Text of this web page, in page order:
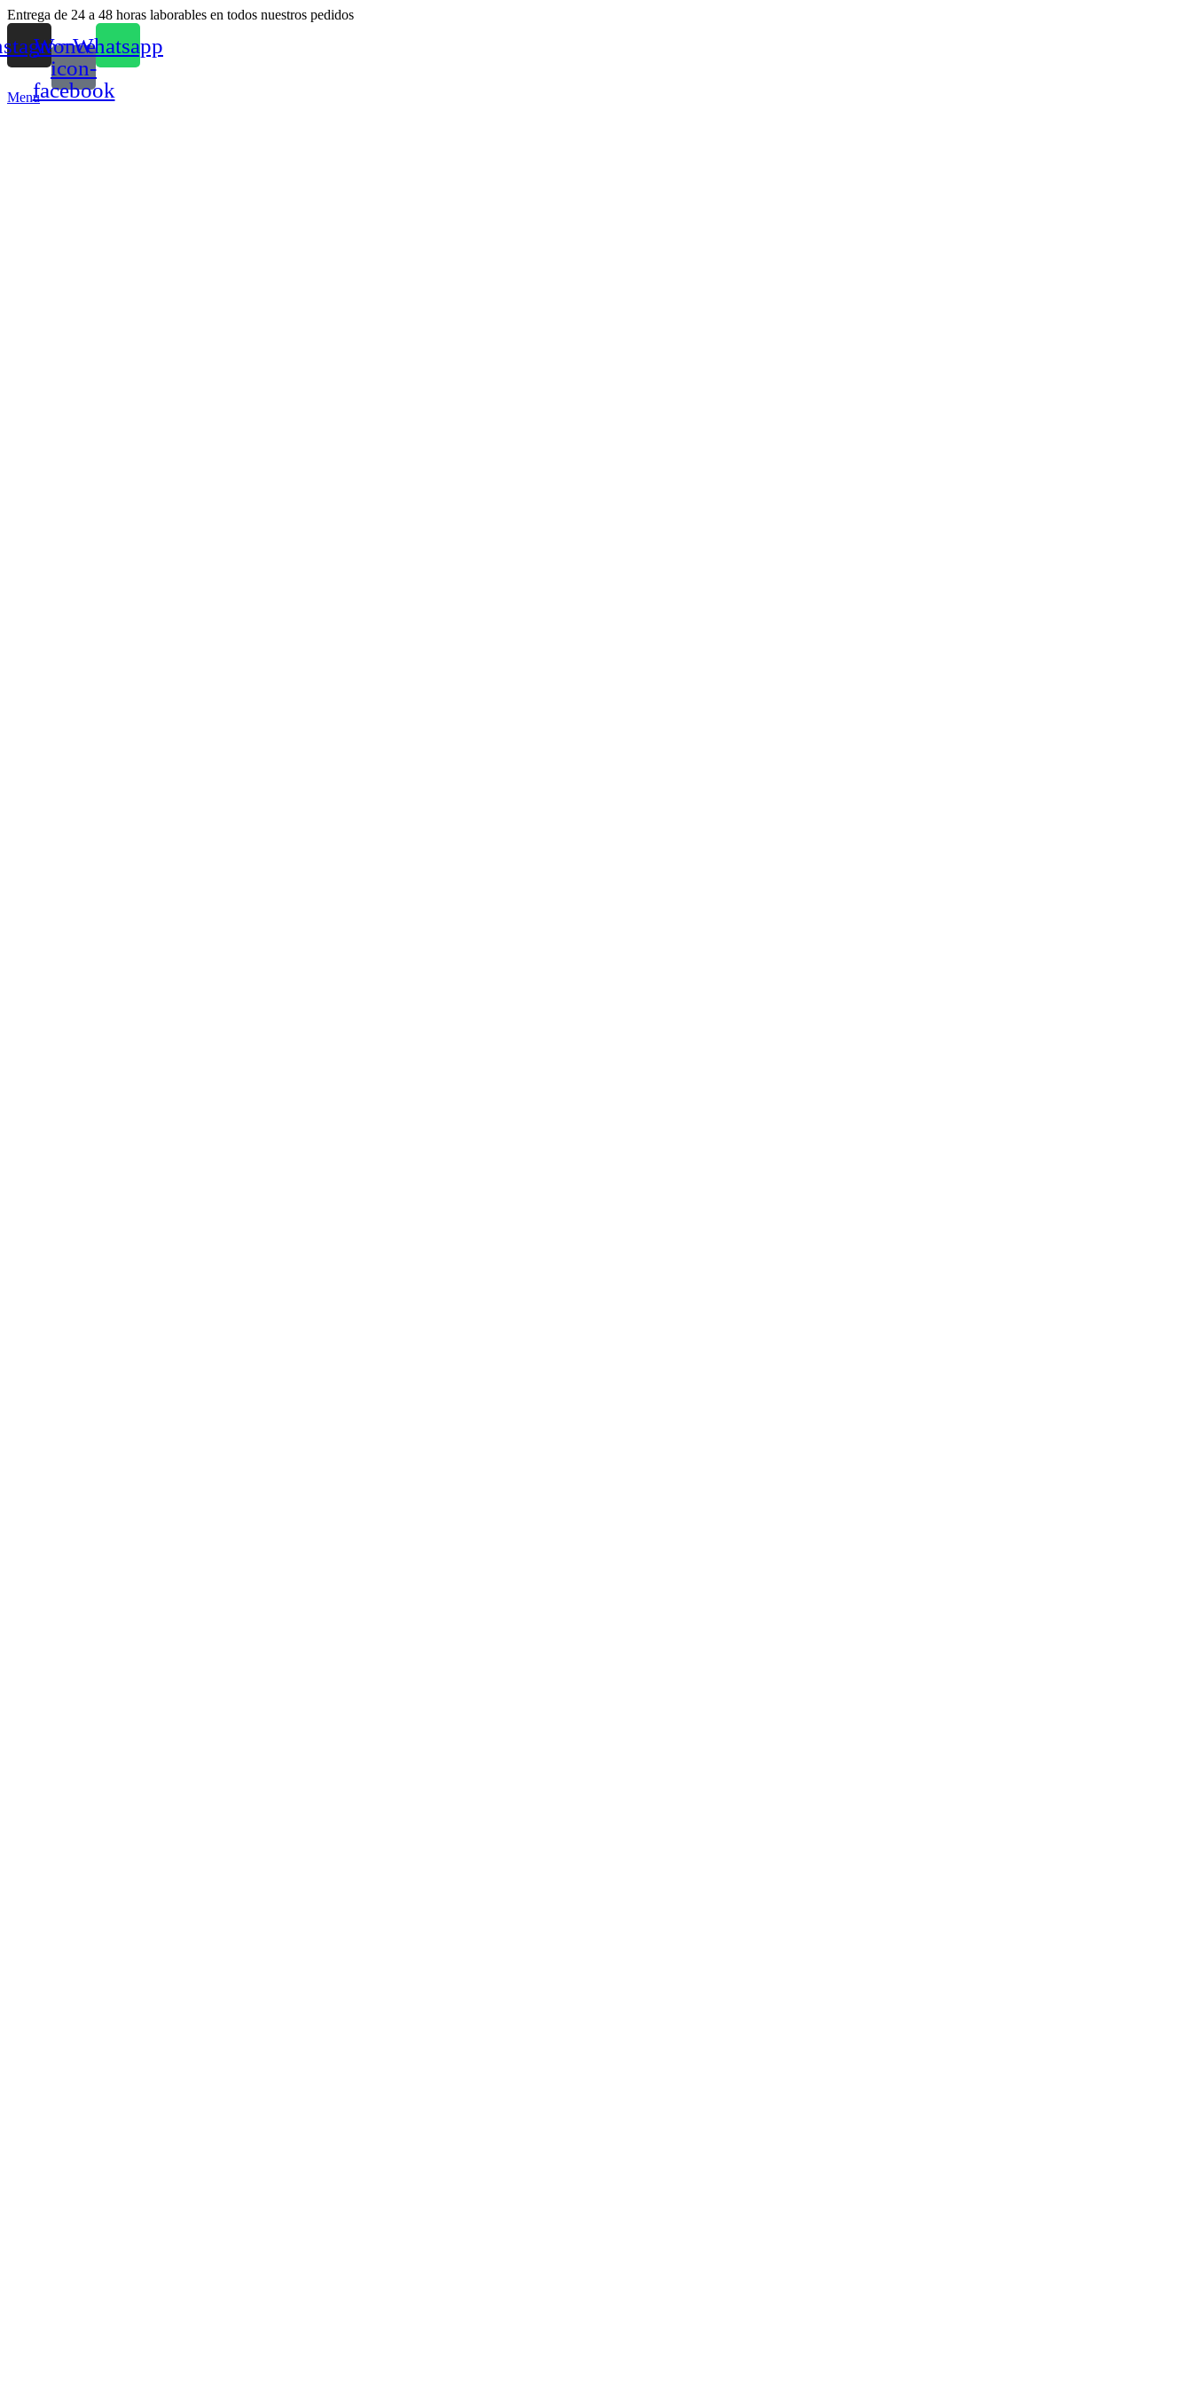
Entrega de 24 a 48 horas laborables en todos nuestros pedidos
Woncep-
icon-
facebook
Whatsapp
Menu